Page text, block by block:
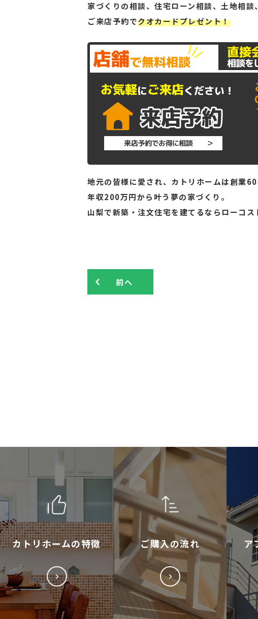
家づくりの相談、住宅ローン相談、土地相
ご来店予約でクオカードプレゼント！
地元の皆様に愛され、カトリホームは創業60
年収200万円から叶う夢の家づくり。
山梨で新築・注文住宅を建てるならローコ
前へ
カトリホームの特徴 ご購入の流れ ア